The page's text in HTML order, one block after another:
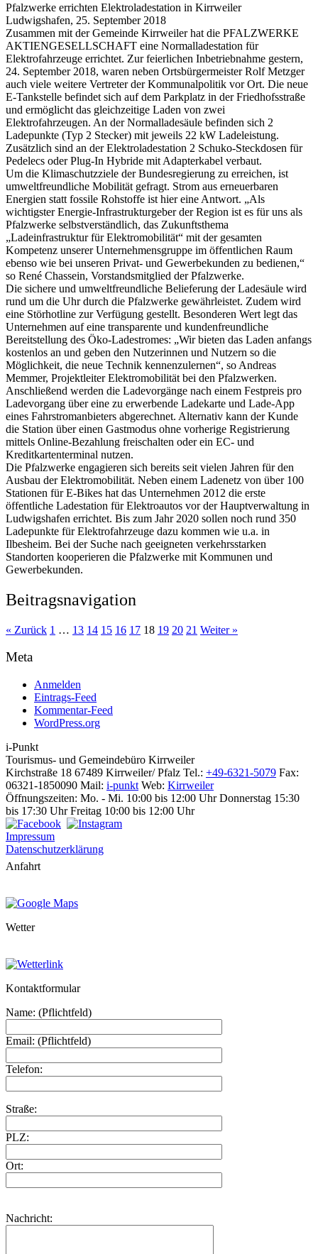
Pfalzwerke errichten Elektroladestation in Kirrweiler
Ludwigshafen, 25. September 2018
Zusammen mit der Gemeinde Kirrweiler hat die PFALZWERKE
AKTIENGESELLSCHAFT eine Normalladestation für
Elektrofahrzeuge errichtet. Zur feierlichen Inbetriebnahme gestern,
24. September 2018, waren neben Ortsbürgermeister Rolf Metzger
auch viele weitere Vertreter der Kommunalpolitik vor Ort. Die neue
E-Tankstelle befindet sich auf dem Parkplatz in der Friedhofsstraße
und ermöglicht das gleichzeitige Laden von zwei
Elektrofahrzeugen. An der Normalladesäule befinden sich 2
Ladepunkte (Typ 2 Stecker) mit jeweils 22 kW Ladeleistung.
Zusätzlich sind an der Elektroladestation 2 Schuko-Steckdosen für
Pedelecs oder Plug-In Hybride mit Adapterkabel verbaut.
Um die Klimaschutzziele der Bundesregierung zu erreichen, ist
umweltfreundliche Mobilität gefragt. Strom aus erneuerbaren
Energien statt fossile Rohstoffe ist hier eine Antwort. „Als
wichtigster Energie-Infrastrukturgeber der Region ist es für uns als
Pfalzwerke selbstverständlich, das Zukunftsthema
„Ladeinfrastruktur für Elektromobilität“ mit der gesamten
Kompetenz unserer Unternehmensgruppe im öffentlichen Raum
ebenso wie bei unseren Privat- und Gewerbekunden zu bedienen,“
so René Chassein, Vorstandsmitglied der Pfalzwerke.
Die sichere und umweltfreundliche Belieferung der Ladesäule wird
rund um die Uhr durch die Pfalzwerke gewährleistet. Zudem wird
eine Störhotline zur Verfügung gestellt. Besonderen Wert legt das
Unternehmen auf eine transparente und kundenfreundliche
Bereitstellung des Öko-Ladestromes: „Wir bieten das Laden anfangs
kostenlos an und geben den Nutzerinnen und Nutzern so die
Möglichkeit, die neue Technik kennenzulernen“, so Andreas
Memmer, Projektleiter Elektromobilität bei den Pfalzwerken.
Anschließend werden die Ladevorgänge nach einem Festpreis pro
Ladevorgang über eine zu erwerbende Ladekarte und Lade-App
eines Fahrstromanbieters abgerechnet. Alternativ kann der Kunde
die Station über einen Gastmodus ohne vorherige Registrierung
mittels Online-Bezahlung freischalten oder ein EC- und
Kreditkartenterminal nutzen.
Die Pfalzwerke engagieren sich bereits seit vielen Jahren für den
Ausbau der Elektromobilität. Neben einem Ladenetz von über 100
Stationen für E-Bikes hat das Unternehmen 2012 die erste
öffentliche Ladestation für Elektroautos vor der Hauptverwaltung in
Ludwigshafen errichtet. Bis zum Jahr 2020 sollen noch rund 350
Ladepunkte für Elektrofahrzeuge dazu kommen wie u.a. in
Ilbesheim. Bei der Suche nach geeigneten verkehrsstarken
Standorten kooperieren die Pfalzwerke mit Kommunen und
Gewerbekunden.
Beitragsnavigation
« Zurück 1 … 13 14 15 16 17 18 19 20 21 Weiter »
Meta
Anmelden
Eintrags-Feed
Kommentar-Feed
WordPress.org
i-Punkt
Tourismus- und Gemeindebüro Kirrweiler
Kirchstraße 18 67489 Kirrweiler/ Pfalz Tel.: +49-6321-5079 Fax:
06321-1850090 Mail: i-punkt Web: Kirrweiler
Öffnungszeiten: Mo. - Mi. 10:00 bis 12:00 Uhr Donnerstag 15:30
bis 17:30 Uhr Freitag 10:00 bis 12:00 Uhr
Impressum
Datenschutzerklärung
Anfahrt
Wetter
Kontaktformular
Name: (Pflichtfeld)
Email: (Pflichtfeld)
Telefon:
Straße:
PLZ:
Ort:
Nachricht: